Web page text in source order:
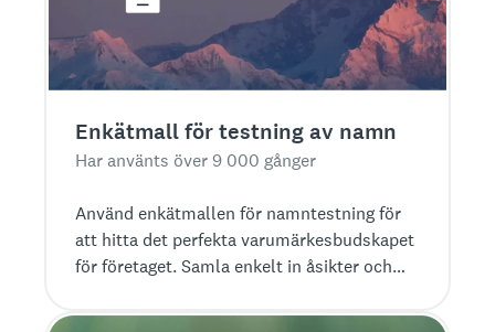
Enkätmall för testning av namn
Har använts över 9 000 gånger
Använd enkätmallen för namntestning för
att hitta det perfekta varumärkesbudskapet
för företaget. Samla enkelt in åsikter och